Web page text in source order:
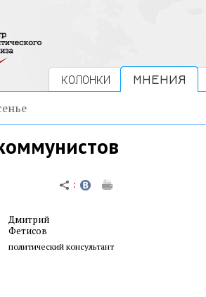
КОЛОНКИ МНЕНИЯ
Дмитрий
Фетисов
политический консультант